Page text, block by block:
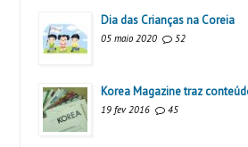
Dia das Crianças na Coreia
05 maio 2020 52
Korea Magazine traz
19 fev 2016 45